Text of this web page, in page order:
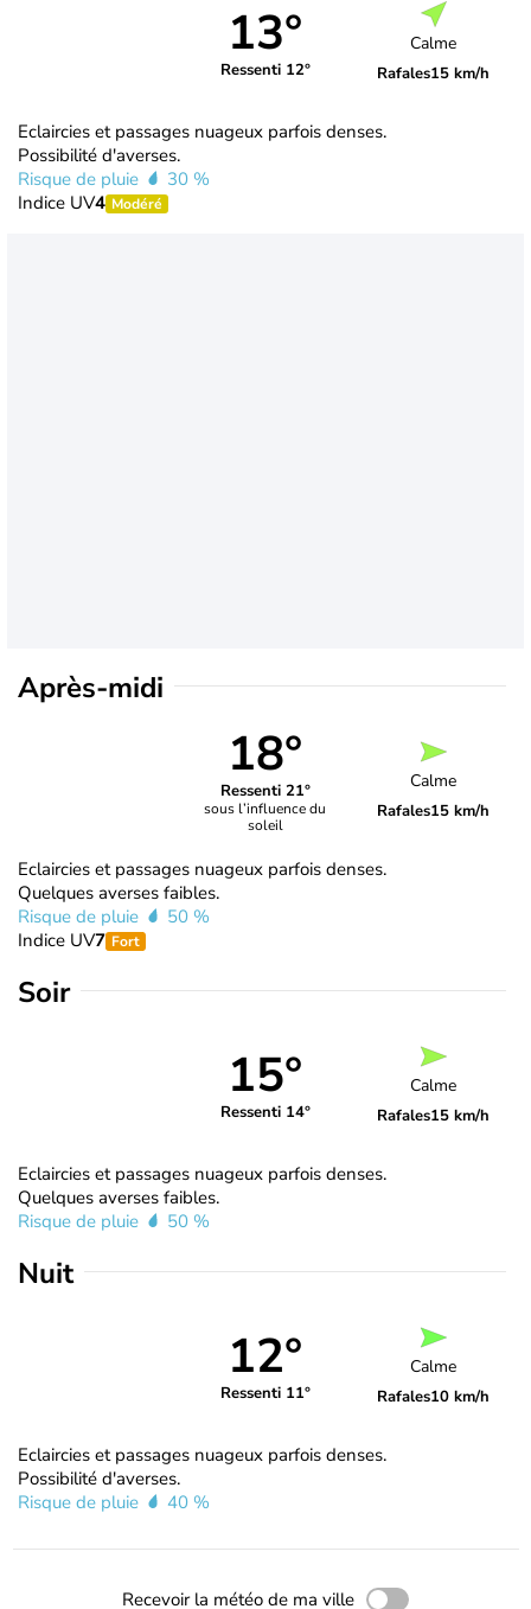
13°
Ressenti 12°
Calme
Rafales15 km/h
Eclaircies et passages nuageux parfois denses.
Possibilité d'averses.
Risque de pluie
30 %
Indice UV4 Modéré
Après-midi
18°
Ressenti 21°
sous l’influence du
soleil
Calme
Rafales15 km/h
Eclaircies et passages nuageux parfois denses.
Quelques averses faibles.
Risque de pluie
50 %
Indice UV7 Fort
Soir
15°
Ressenti 14°
Calme
Rafales15 km/h
Eclaircies et passages nuageux parfois denses.
Quelques averses faibles.
Risque de pluie
50 %
Nuit
12°
Ressenti 11°
Calme
Rafales10 km/h
Eclaircies et passages nuageux parfois denses.
Possibilité d'averses.
Risque de pluie
40 %
Recevoir la météo de ma ville